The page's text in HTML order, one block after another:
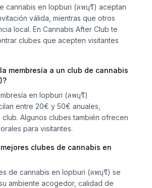
cannabis en lopburi (ลพบุรี) aceptan
válida, mientras que otros
local. En Cannabis After Club te
clubes que acepten visitantes
membresía a un club de cannabis
en lopburi (ลพบุรี)
entre 20€ y 50€ anuales,
Algunos clubes también ofrecen
para visitantes.
clubes de cannabis en
de cannabis en lopburi (ลพบุรี) se
ambiente acogedor, calidad de